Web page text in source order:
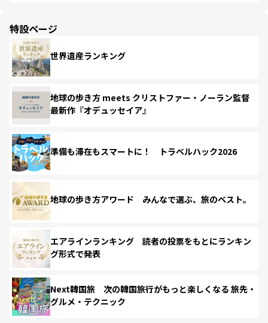
特設ページ
世界遺産ランキング
地球の歩き方 meets クリストファー・ノーラン監督
最新作『オデュッセイア』
準備も滞在もスマートに！ トラベルハック2026
地球の歩き方アワード みんなで選ぶ、旅のベスト。
エアラインランキング 読者の投票をもとにランキン
グ形式で発表
Next韓国旅 次の韓国旅行がもっと楽しくなる 旅先・
グルメ・テクニック